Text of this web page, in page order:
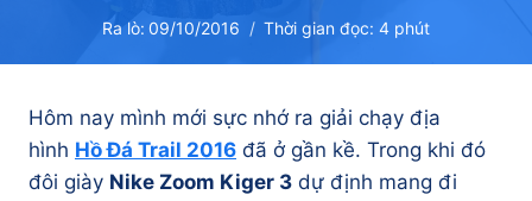
Ra lò: 09/10/2016 Thời gian đọc: 4 phút
Hôm nay mình mới sực nhớ ra giải chạy địa
hình Hồ Đá Trail 2016 đã ở gần kề. Trong khi đó
đôi giày Nike Zoom Kiger 3 dự định mang đi